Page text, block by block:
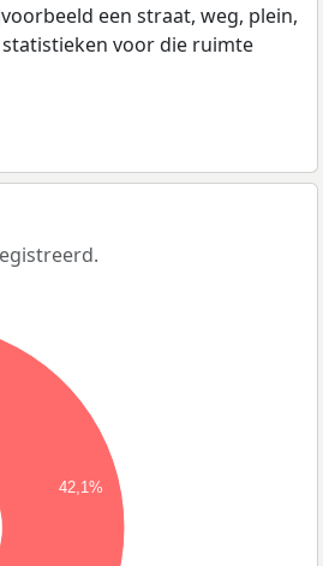
een straat, weg, plein,
voor die ruimte
42,1%